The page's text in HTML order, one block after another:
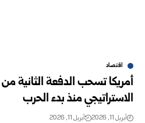
اقتصاد
أمريكا تسحب الدفعة الثانية
الاستراتيجي منذ بدء الحرب
أبريل 11, 2026 أبريل 11, 2026